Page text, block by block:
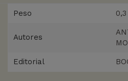
Peso
Autores
Editorial